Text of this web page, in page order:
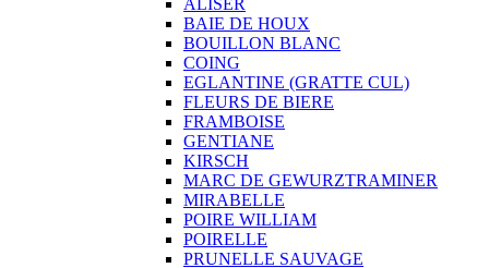
BAIE DE HOUX
BOUILLON BLANC
COING
EGLANTINE (GRATTE CUL)
FLEURS DE BIERE
FRAMBOISE
GENTIANE
KIRSCH
MARC DE GEWURZTRAMINER
MIRABELLE
POIRE WILLIAM
POIRELLE
PRUNELLE SAUVAGE